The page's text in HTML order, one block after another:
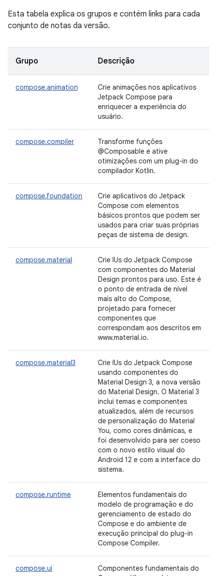
Esta tabela explica os grupos e contém links para cada
conjunto de notas da versão.
Grupo Descrição
compose.animation
Crie animações nos aplicativos
Jetpack Compose para
enriquecer a experiência do
usuário.
compose.compiler
Transforme funções
@Composable e ative
otimizações com um plug-in do
compilador Kotlin.
compose.foundation
Crie aplicativos do Jetpack
Compose com elementos
básicos prontos que podem ser
usados para criar suas próprias
peças de sistema de design.
compose.material
Crie IUs do Jetpack Compose
com componentes do Material
Design prontos para uso. Este é
o ponto de entrada de nível
mais alto do Compose,
projetado para fornecer
componentes que
correspondam aos descritos em
www.material.io.
compose.material3
Crie IUs do Jetpack Compose
usando componentes do
Material Design 3, a nova versão
do Material Design. O Material 3
inclui temas e componentes
atualizados, além de recursos
de personalização do Material
You, como cores dinâmicas, e
foi desenvolvido para ser coeso
com o novo estilo visual do
Android 12 e com a interface do
sistema.
compose.runtime
Elementos fundamentais do
modelo de programação e do
gerenciamento de estado do
Compose e do ambiente de
execução principal do plug-in
Compose Compiler.
compose.ui
Componentes fundamentais do